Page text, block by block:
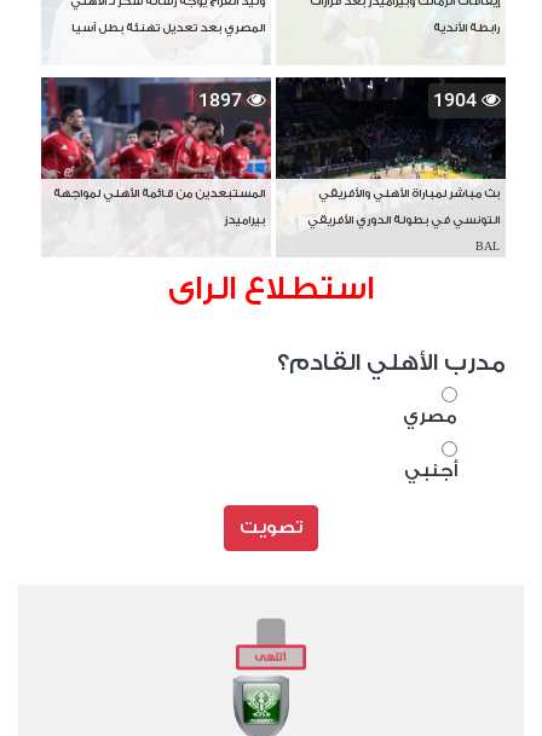
رابطة الأندية المصري بعد تعديل تهنئة بطل آسيا
1904
بث مباشر لمباراة الأهلي والأفريقي
التونسي في بطولة الدوري الأفريقي
BAL
1897
المستبعدين من قائمة الأهلي لمواجهة
بيراميدز
استطلاع الراى
مدرب الأهلي القادم؟
مصري
أجنبي
تصويت